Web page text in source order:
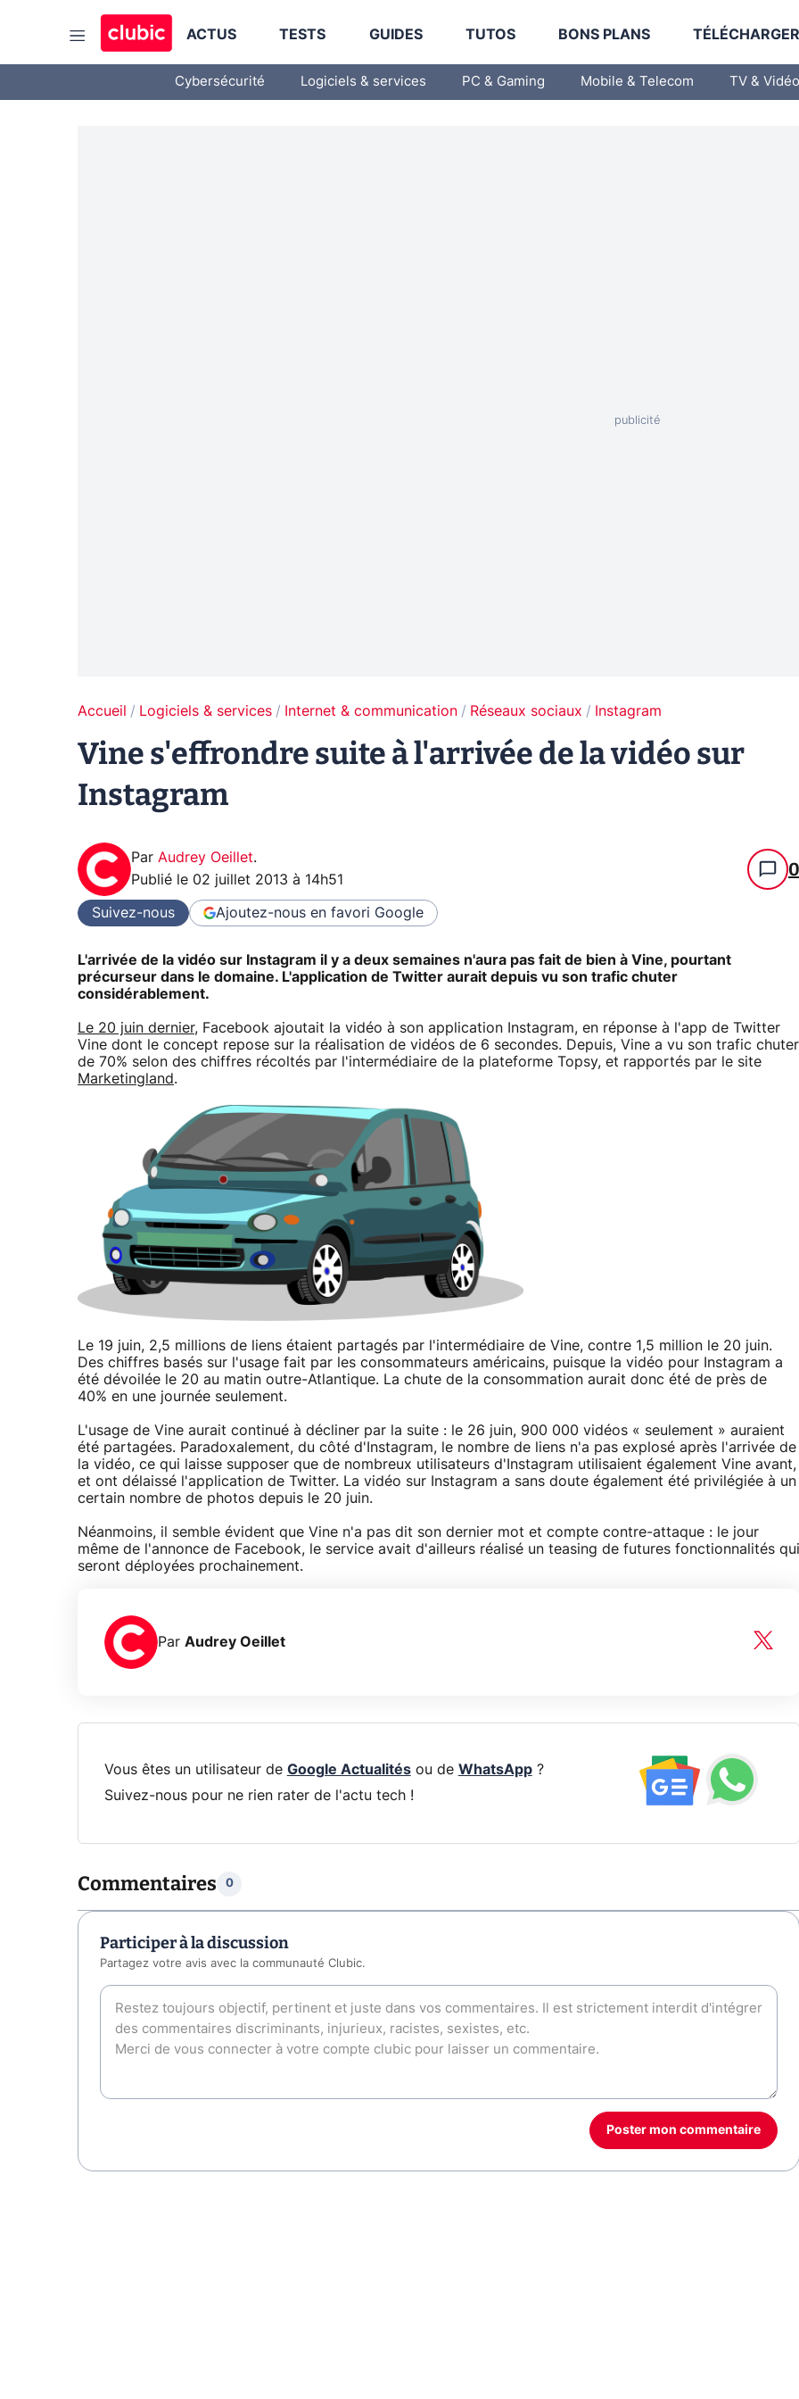
ACTUS TESTS GUIDES TUTOS BONS PLANS
Cybersécurité Logiciels & services PC & Gaming Mobile & Telecom TV & Vidéo
Accueil Logiciels & services Internet & communication Réseaux sociaux Instagram
Vine s'effrondre suite à l'arrivée de la vidéo sur
Instagram
Par Audrey Oeillet.
Publié le 02 juillet 2013 à 14h51 0
Suivez-nous Ajoutez-nous en favori Google
L'arrivée de la vidéo sur Instagram il y a deux semaines n'aura pas fait de bien à Vine, pourtant
précurseur dans le domaine. L'application de Twitter aurait depuis vu son trafic chuter
considérablement.
Le 20 juin dernier, Facebook ajoutait la vidéo à son application Instagram, en réponse à l'app de Twitter
Vine dont le concept repose sur la réalisation de vidéos de 6 secondes. Depuis, Vine a vu son trafic chuter
de 70% selon des chiffres récoltés par l'intermédiaire de la plateforme Topsy, et rapportés par le site
Marketingland.
Le 19 juin, 2,5 millions de liens étaient partagés par l'intermédiaire de Vine, contre 1,5 million le 20 juin.
Des chiffres basés sur l'usage fait par les consommateurs américains, puisque la vidéo pour Instagram a
été dévoilée le 20 au matin outre-Atlantique. La chute de la consommation aurait donc été de près de
40% en une journée seulement.
L'usage de Vine aurait continué à décliner par la suite : le 26 juin, 900 000 vidéos « seulement » auraient
été partagées. Paradoxalement, du côté d'Instagram, le nombre de liens n'a pas explosé après l'arrivée de
la vidéo, ce qui laisse supposer que de nombreux utilisateurs d'Instagram utilisaient également Vine avant,
et ont délaissé l'application de Twitter. La vidéo sur Instagram a sans doute également été privilégiée à un
certain nombre de photos depuis le 20 juin.
Néanmoins, il semble évident que Vine n'a pas dit son dernier mot et compte contre-attaque : le jour
même de l'annonce de Facebook, le service avait d'ailleurs réalisé un teasing de futures fonctionnalités qui
seront déployées prochainement.
Par Audrey Oeillet
Vous êtes un utilisateur de Google Actualitésou de WhatsApp?
Suivez-nous pour ne rien rater de l'actu tech !
Commentaires 0
Participer à la discussion
Partagez votre avis avec la communauté Clubic.
Poster mon commentaire